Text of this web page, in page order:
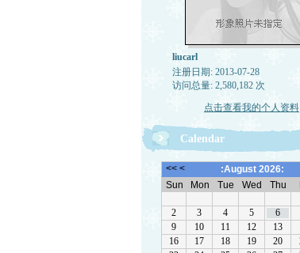
liucarl
注册日期: 2013-07-28
访问总量: 2,580,182 次
点击查看我的个人资料
Calendar